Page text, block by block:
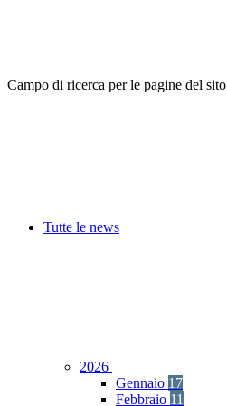
Campo di ricerca per le pagine del sito
Tutte le news
2026
Gennaio 17
Febbraio 11